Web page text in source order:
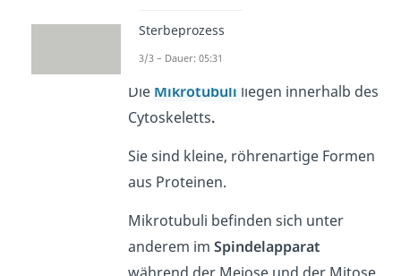
Mikrotubuli
Die Mikrotubuli liegen innerhalb des
Cytoskeletts.
Sie sind kleine, röhrenartige Formen
aus Proteinen.
Mikrotubuli befinden sich unter
anderem imSpindelapparat
Sterbeprozess
3/3 – Dauer: 05:31